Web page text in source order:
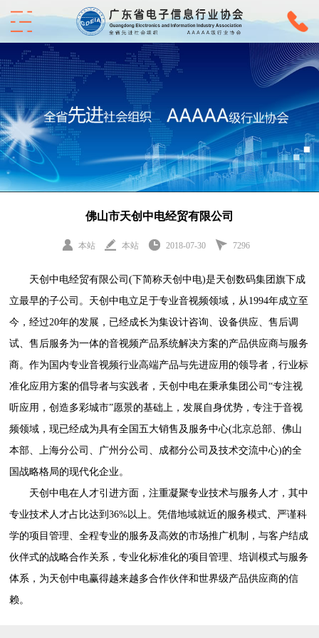
佛山市天创中电经贸有限公司
本站 本站 2018-07-30 7296
天创中电经贸有限公司(下简称天创中电)是天创数码集团旗下成
立最早的子公司。天创中电立足于专业音视频领域，从1994年成立至
今，经过20年的发展，已经成长为集设计咨询、设备供应、售后调
试、售后服务为一体的音视频产品系统解决方案的产品供应商与服务
商。作为国内专业音视频行业高端产品与先进应用的领导者，行业标
准化应用方案的倡导者与实践者，天创中电在秉承集团公司“专注视
听应用，创造多彩城市”愿景的基础上，发展自身优势，专注于音视
频领域，现已经成为具有全国五大销售及服务中心(北京总部、佛山
本部、上海分公司、广州分公司、成都分公司及技术交流中心)的全
国战略格局的现代化企业。
天创中电在人才引进方面，注重凝聚专业技术与服务人才，其中
专业技术人才占比达到36%以上。凭借地域就近的服务模式、严谨科
学的项目管理、全程专业的服务及高效的市场推广机制，与客户结成
伙伴式的战略合作关系，专业化标准化的项目管理、培训模式与服务
体系，为天创中电赢得越来越多合作伙伴和世界级产品供应商的信
赖。